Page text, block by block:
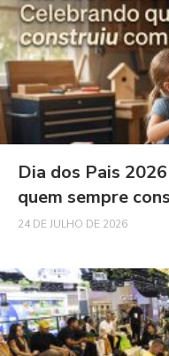
Dia dos Pais
quem sempre
24 DE JULHO DE 2026